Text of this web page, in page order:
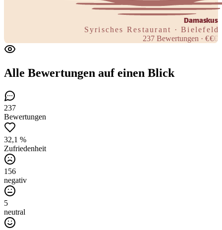
Damaskus
Syrisches Restaurant · Bielefeld
237 Bewertungen ·€€€
Alle Bewertungen auf einen Blick
237
Bewertungen
32,1 %
Zufriedenheit
156
negativ
5
neutral